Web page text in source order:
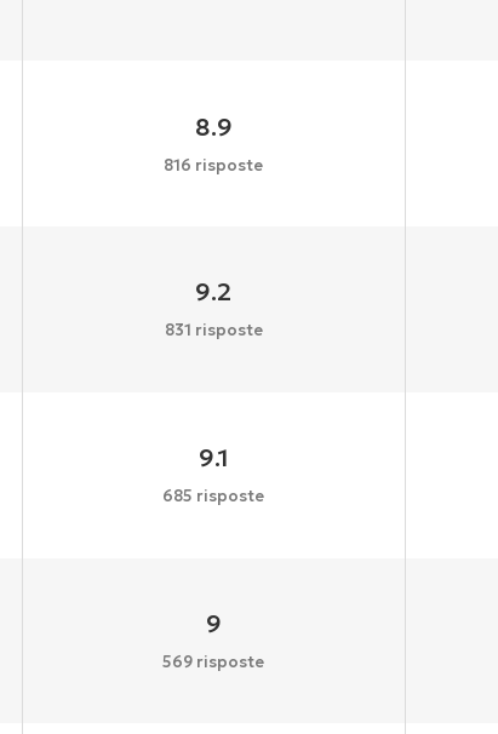
8.9
816 risposte
9.2
831 risposte
9.1
685 risposte
9
569 risposte